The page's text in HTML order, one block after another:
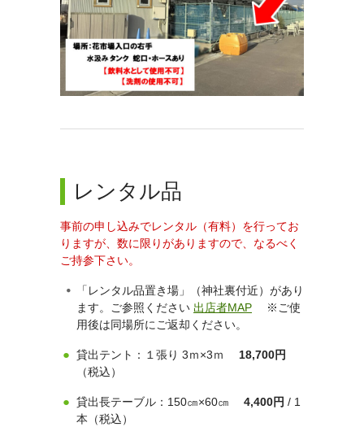
レンタル品
事前の申し込みでレンタル（有料）を行ってお
りますが、数に限りがありますので、なるべく
ご持参下さい。
「レンタル品置き場」（神社裏付近）があり
ます。ご参照ください 出店者MAP ※ご使
用後は同場所にご返却ください。
貸出テント：１張り 3ｍ×3ｍ 18,700円
（税込）
貸出長テーブル：150㎝×60㎝ 4,400円 / 1
本（税込）